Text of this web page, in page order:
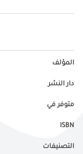
المؤلف
دار النشر
متوفر في
ISBN
التصنيفات